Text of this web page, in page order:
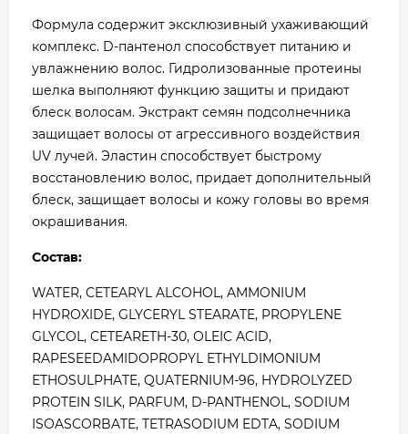
Формула содержит эксклюзивный ухаживающий
комплекс. D-пантенол способствует питанию и
увлажнению волос. Гидролизованные протеины
шелка выполняют функцию защиты и придают
блеск волосам. Экстракт семян подсолнечника
защищает волосы от агрессивного воздействия
UV лучей. Эластин способствует быстрому
восстановлению волос, придает дополнительный
блеск, защищает волосы и кожу головы во время
окрашивания.
Состав:
WATER, CETEARYL ALCOHOL, AMMONIUM
HYDROXIDE, GLYCERYL STEARATE, PROPYLENE
GLYCOL, CETEARETH-30, OLEIC ACID,
RAPESEEDAMIDOPROPYL ETHYLDIMONIUM
ETHOSULPHATE, QUATERNIUM-96, HYDROLYZED
PROTEIN SILK, PARFUM, D-PANTHENOL, SODIUM
ISOASCORBATE, TETRASODIUM EDTA, SODIUM